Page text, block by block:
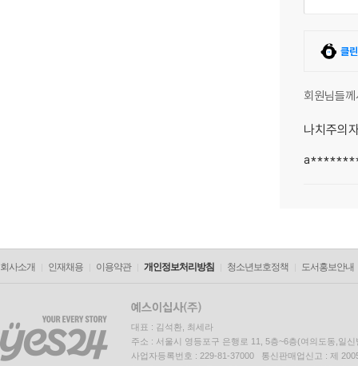
클
회원님들
나치주의
회사소개 인재채용 이용약관 개인정보처리방침 청소년보호정책 도서홍보안내
대표 : 김석환, 최세라
주소 : 서울시 영등포구 은행로 11, 5층~6층(여의도동,일신
사업자등록번호 : 229-81-37000 통신판매업신고 : 제